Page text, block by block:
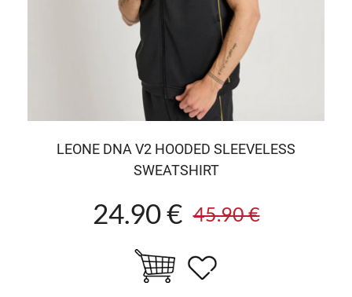
LEONE DNA V2 HOODED SLEEVELESS
SWEATSHIRT
24.90 € 45.90 €